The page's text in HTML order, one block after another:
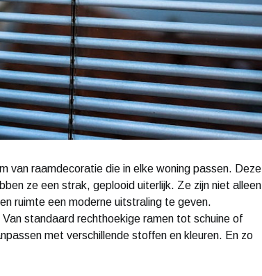
van raamdecoratie die in elke woning passen. Deze
ze een strak, geplooid uiterlijk. Ze zijn niet alleen
ruimte een moderne uitstraling te geven.
standaard rechthoekige ramen tot schuine of
met verschillende stoffen en kleuren. En zo